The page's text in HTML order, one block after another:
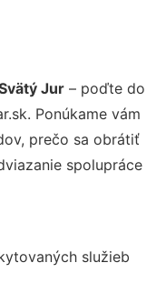
Jur – poďte do
Ponúkame vám
prečo sa obrátiť
spolupráce
služieb